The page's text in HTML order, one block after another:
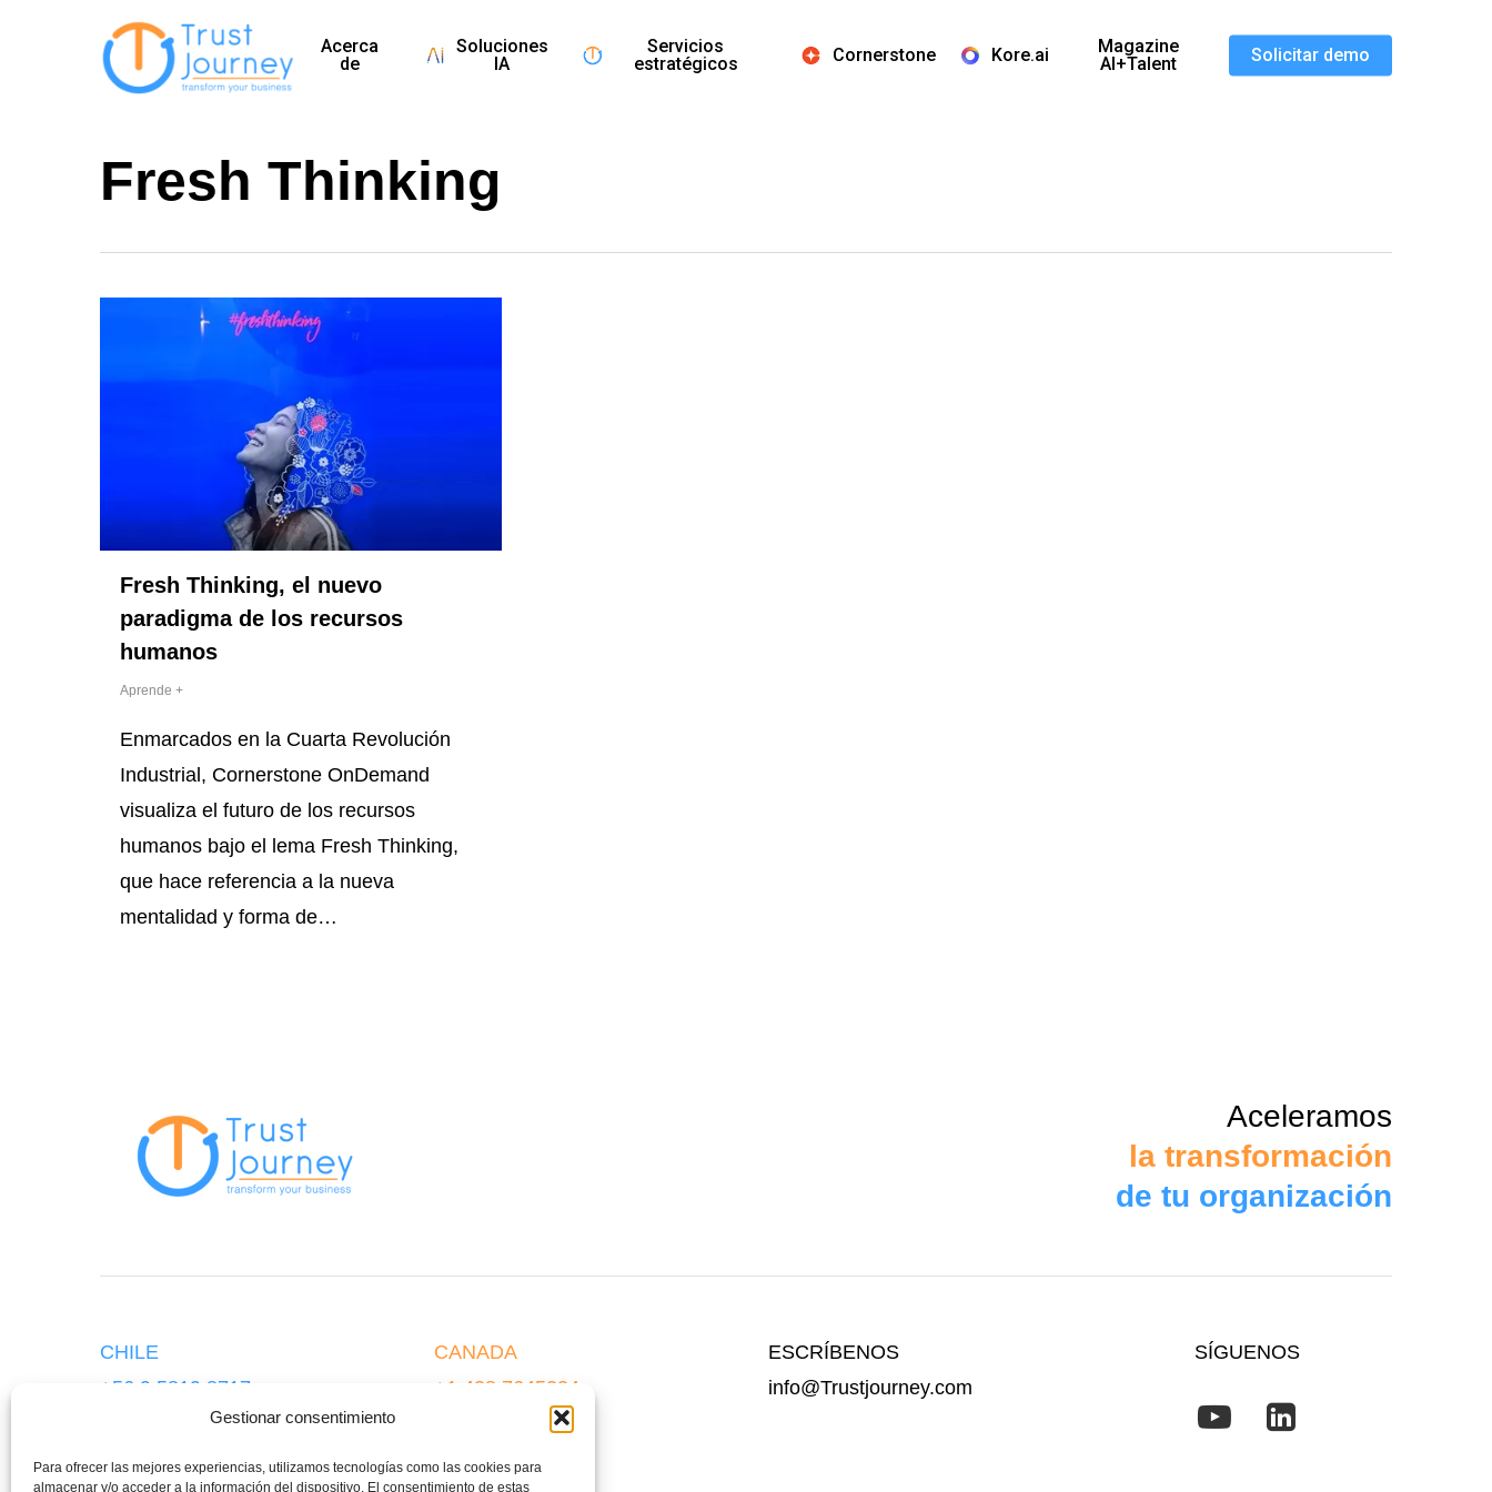
Gestionar consentimiento
Para ofrecer las mejores experiencias, utilizamos tecnologías como las cookies para
almacenar y/o acceder a la información del dispositivo. El consentimiento de estas
Acerca
de
Soluciones
IA
Servicios
estratégicos
Cornerstone Kore.ai
Magazine
AI+Talent
Solicitar demo
Fresh Thinking
Fresh Thinking, el nuevo
paradigma de los recursos
humanos
Aprende +
Enmarcados en la Cuarta Revolución
Industrial, Cornerstone OnDemand
visualiza el futuro de los recursos
humanos bajo el lema Fresh Thinking,
que hace referencia a la nueva
mentalidad y forma de…
Aceleramos
la transformación
de tu organización
CHILE
+56 9 5819 8717
CANADA
+1 438 7645234
+1 438 7642175
ESCRÍBENOS
info@Trustjourney.com
SÍGUENOS